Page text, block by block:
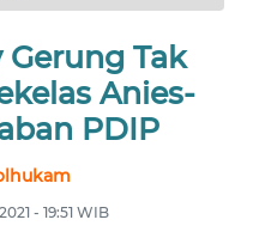
Tak
Anies-
PDIP
- 19:51 WIB